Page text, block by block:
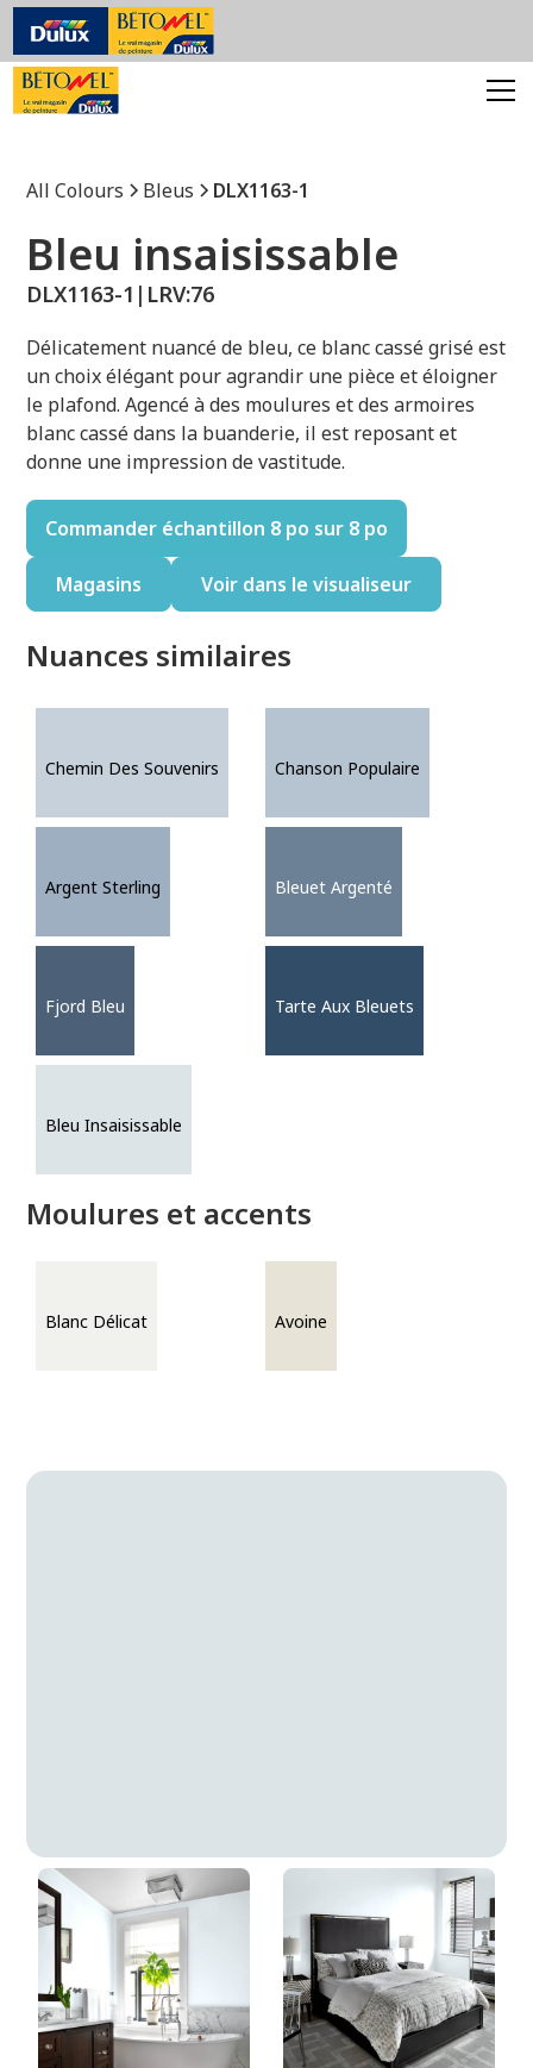
All Colours Bleus DLX1163-1
Bleu insaisissable
DLX1163-1 | LRV:76
Délicatement nuancé de bleu, ce blanc cassé grisé est
un choix élégant pour agrandir une pièce et éloigner
le plafond. Agencé à des moulures et des armoires
blanc cassé dans la buanderie, il est reposant et
donne une impression de vastitude.
Commander échantillon 8 po sur 8 po
Magasins Voir dans le visualiseur
Nuances similaires
Chemin Des Souvenirs Chanson Populaire
Argent Sterling Bleuet Argenté
Fjord Bleu Tarte Aux Bleuets
Bleu Insaisissable
Moulures et accents
Blanc Délicat Avoine
Bleu Insaisissable
DLX1163-1